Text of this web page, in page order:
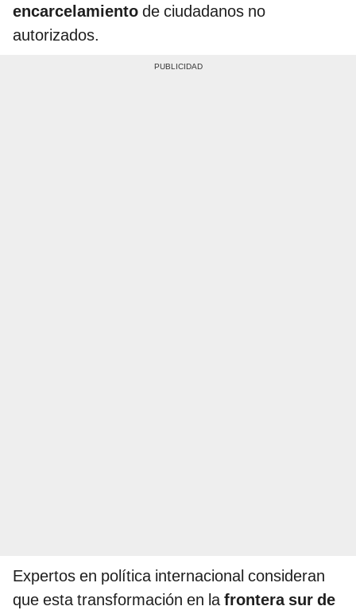
encarcelamiento de ciudadanos no
autorizados.
Expertos en política internacional consideran
que esta transformación en lafrontera sur de